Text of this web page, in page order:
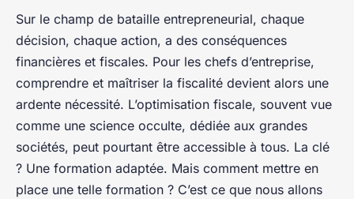
Sur le champ de bataille entrepreneurial, chaque
décision, chaque action, a des conséquences
financières et fiscales. Pour les chefs d’entreprise,
comprendre et maîtriser la fiscalité devient alors une
ardente nécessité. L’optimisation fiscale, souvent vue
comme une science occulte, dédiée aux grandes
sociétés, peut pourtant être accessible à tous. La clé
? Une formation adaptée. Mais comment mettre en
place une telle formation ? C’est ce que nous allons